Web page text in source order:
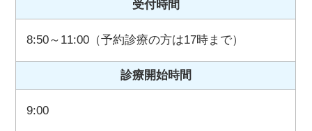
受付時間
8:50～11:00（予約診療の方は17時まで）
診療開始時間
9:00